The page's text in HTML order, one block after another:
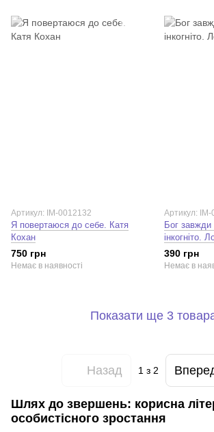
Шлях до звершень: корисна
особистісного зростання
Артикул: IM-0012132
Я повертаюся до себе. Катя
Кохан
750 грн
Немає в наявності
Артикул:
Бог
інкогніто.
390 грн
Немає в
Показати ще 3
Назад 1з 2